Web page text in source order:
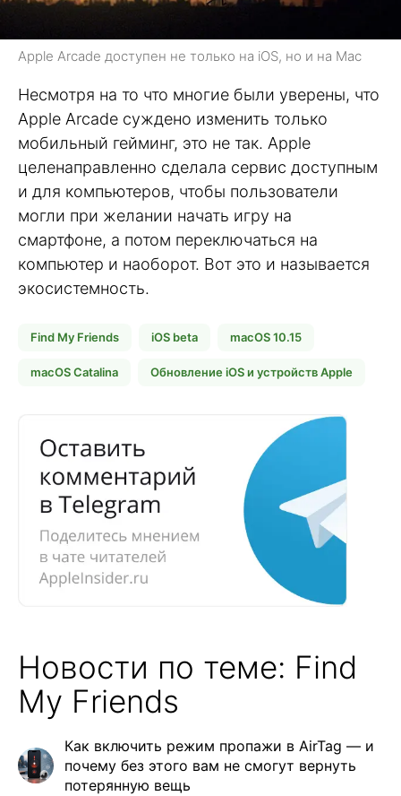
Apple Arcade доступен не только на iOS, но и на Mac
Несмотря на то что многие были уверены, что
Apple Arcade суждено изменить только
мобильный гейминг, это не так. Apple
целенаправленно сделала сервис доступным
и для компьютеров, чтобы пользователи
могли при желании начать игру на
смартфоне, а потом переключаться на
компьютер и наоборот. Вот это и называется
экосистемность.
Find My Friends iOS beta macOS 10.15
macOS Catalina Обновление iOS и устройств Apple
Новости по теме: Find
My Friends
Как включить режим пропажи в AirTag — и
почему без этого вам не смогут вернуть
потерянную вещь